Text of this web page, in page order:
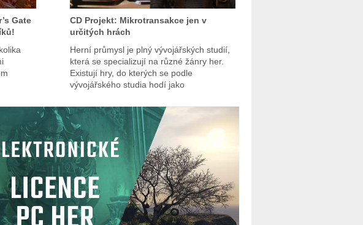
Gate
CD Projekt: Mikrotransakce jen v
určitých hrách
Herní průmysl je plný vývojářských studií,
která se specializují na různé žánry her.
Existují hry, do kterých se podle
vývojářského studia hodí jako